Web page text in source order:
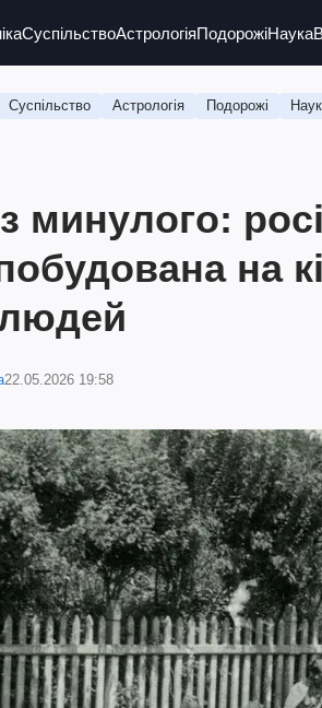
СуспільствоАстрологіяПодорожіНаука
Суспільство Астрологія Подорожі
минулого:
на
22.05.2026 19:58